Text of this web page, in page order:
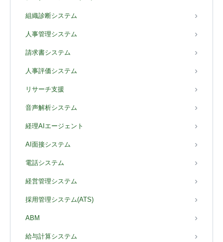
組織診断システム
人事管理システム
請求書システム
人事評価システム
リサーチ支援
音声解析システム
経理AIエージェント
AI面接システム
電話システム
経営管理システム
採用管理システム(ATS)
ABM
給与計算システム